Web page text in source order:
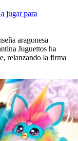
jugar para
aragonesa
Juguettos ha
relanzando la firma